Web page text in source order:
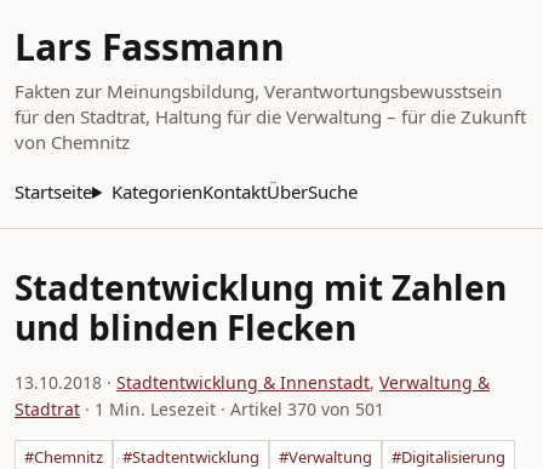
Lars Fassmann
Fakten zur Meinungsbildung, Verantwortungsbewusstsein
für den Stadtrat, Haltung für die Verwaltung – für die Zukunft
von Chemnitz
Startseite KategorienKontaktÜberSuche
Stadtentwicklung mit Zahlen
und blinden Flecken
13.10.2018 · Stadtentwicklung & Innenstadt, Verwaltung &
Stadtrat · 1 Min. Lesezeit · Artikel 370 von 501
#Chemnitz #Stadtentwicklung #Verwaltung #Digitalisierung